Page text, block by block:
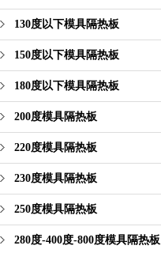
130度以下模具隔热板
150度以下模具隔热板
180度以下模具隔热板
200度模具隔热板
220度模具隔热板
230度模具隔热板
250度模具隔热板
280度-400度-800度模具隔热板